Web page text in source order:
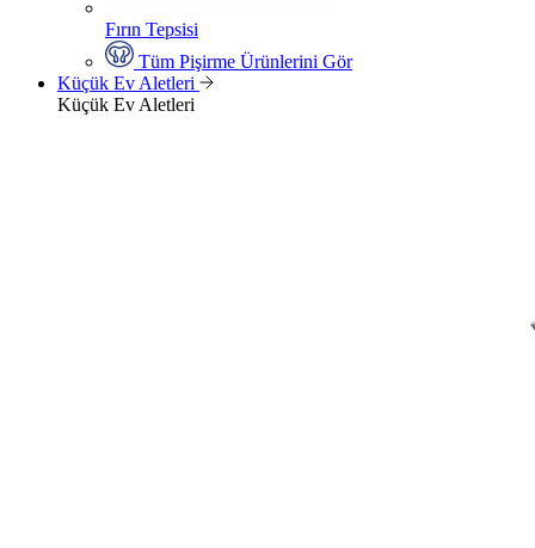
Fırın Tepsisi
Tüm Pişirme Ürünlerini Gör
Küçük Ev Aletleri
Küçük Ev Aletleri